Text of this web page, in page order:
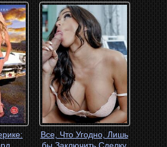
Все, Что Угодно, Лишь